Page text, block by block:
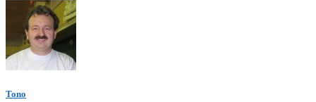
Tono